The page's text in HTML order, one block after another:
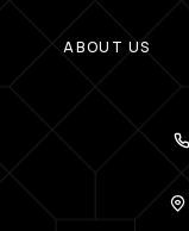
ABOUT US